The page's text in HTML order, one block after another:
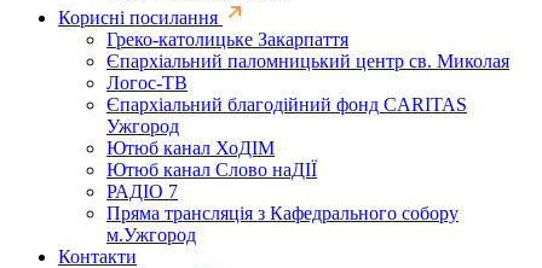
Корисні посилання
Греко-католицьке Закарпаття
Єпархіальний паломницький центр св. Миколая
Логос-ТВ
Єпархіальний благодійний фонд CARITAS
Ужгород
Ютюб канал ХоДІМ
Ютюб канал Слово наДІЇ
РАДІО 7
Пряма трансляція з Кафедрального собору
м.Ужгород
Контакти